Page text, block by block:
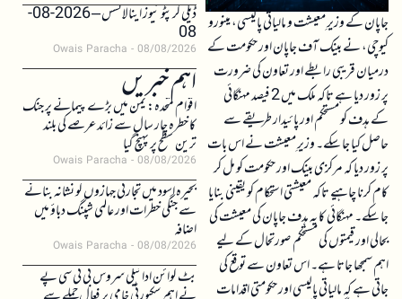
جاپان کے وزیرِ معیشت و مالیاتی پالیسی، مینورو
کیوچی، نے بینک آف جاپان اور حکومت کے
درمیان قریبی رابطے اور تعاون کی ضرورت
پر زور دیا ہے تاکہ ملک میں 2 فیصد مہنگائی
کے ہدف کو مستحکم اور پائیدار طریقے سے
حاصل کیا جا سکے۔ وزیرِ معیشت نے اس بات
پر زور دیا کہ مرکزی بینک اور حکومت کو مل کر
کام کرنا چاہیے تاکہ معیشتی استحکام کو یقینی بنایا
جا سکے۔ مہنگائی کا یہ ہدف جاپان کی معیشت کی
بحالی اور قیمتوں کی مستحکم صورتحال کے لیے
اہم سمجھا جاتا ہے۔ اس تعاون سے توقع کی
جاتی ہے کہ مالیاتی پالیسی اور حکومتی اقدامات
ڈیلی کرپٹو نیوز اینالائسس – 2026-08-
08
Owais Paracha 08/08/2026
اہم خبریں
اقوام متحدہ: یمن میں بڑے پیمانے پر جنگ
کا خطرہ چار سال سے زائد عرصے کی بلند
ترین سطح پر پہنچ گیا
Owais Paracha 08/08/2026
بحیرہ اسود میں تجارتی جہازوں کو نشانہ بنانے
سے جنگی خطرات اور عالمی شپنگ دباؤ میں
اضافہ
Owais Paracha 08/08/2026
بٹ کوائن ادائیگی سروس بی ٹی سی پے